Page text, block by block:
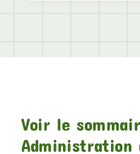
Voir le
Administration